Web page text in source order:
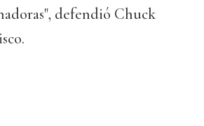
defendió Chuck